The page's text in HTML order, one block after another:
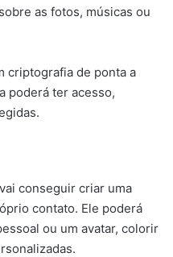
as fotos, músicas ou
criptografia de ponta a
poderá ter acesso,
conseguir criar uma
contato. Ele poderá
ou um avatar, colorir